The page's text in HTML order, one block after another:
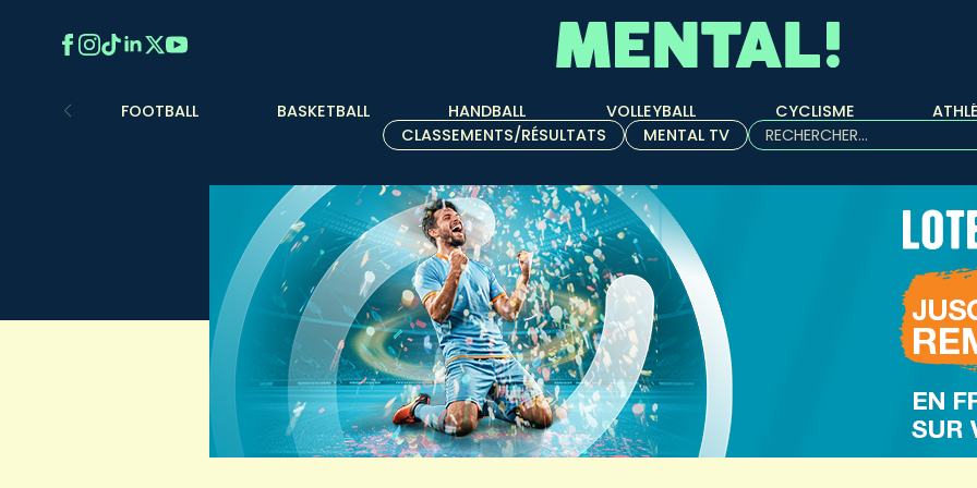
FOOTBALL BASKETBALL HANDBALL VOLLEYBALL CYCLISME
CLASSEMENTS/RÉSULTATS
MENTAL TV
Rechercher :